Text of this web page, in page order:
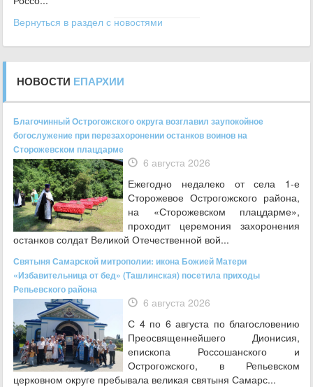
Вернуться в раздел с новостями
НОВОСТИ ЕПАРХИИ
Благочинный Острогожского округа возглавил заупокойное
богослужение при перезахоронении останков воинов на
Сторожевском плацдарме
6 августа 2026
Ежегодно недалеко от села 1-е
Сторожевое Острогожского района,
на «Сторожевском плацдарме»,
проходит церемония захоронения
останков солдат Великой Отечественной вой...
Святыня Самарской митрополии: икона Божией Матери
«Избавительница от бед» (Ташлинская) посетила приходы
Репьевского района
6 августа 2026
С 4 по 6 августа по благословению
Преосвященнейшего Дионисия,
епископа Россошанского и
Острогожского, в Репьевском
церковном округе пребывала великая святыня Самарс...